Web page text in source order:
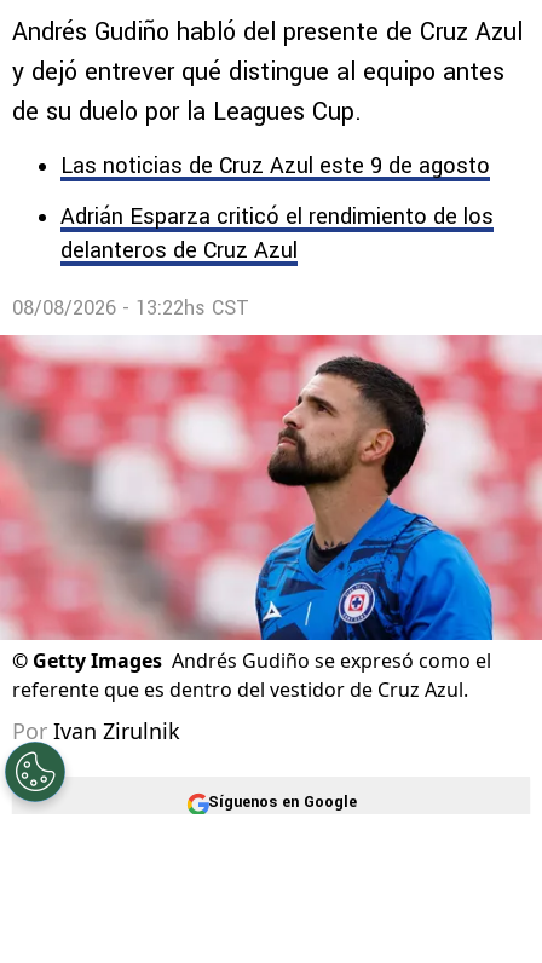
Andrés Gudiño habló del presente de Cruz Azul
y dejó entrever qué distingue al equipo antes
de su duelo por la Leagues Cup.
Las noticias de Cruz Azul este 9 de agosto
Adrián Esparza criticó el rendimiento de los
delanteros de Cruz Azul
08/08/2026 - 13:22hs CST
© Getty Images Andrés Gudiño se expresó como el
referente que es dentro del vestidor de Cruz Azul.
Por Ivan Zirulnik
Síguenos en Google